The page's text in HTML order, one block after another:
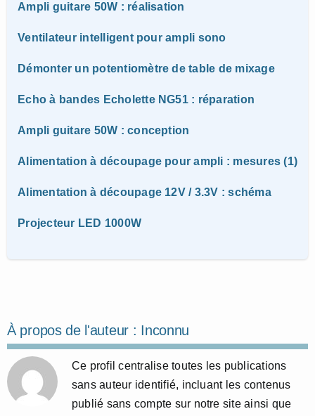
Ampli guitare 50W : réalisation
Ventilateur intelligent pour ampli sono
Démonter un potentiomètre de table de mixage
Echo à bandes Echolette NG51 : réparation
Ampli guitare 50W : conception
Alimentation à découpage pour ampli : mesures (1)
Alimentation à découpage 12V / 3.3V : schéma
Projecteur LED 1000W
À propos de l'auteur : Inconnu
Ce profil centralise toutes les publications
sans auteur identifié, incluant les contenus
publié sans compte sur notre site ainsi que